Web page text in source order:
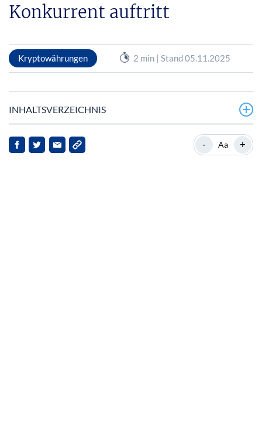
Konkurrent auftritt
Kryptowährungen 2 min | Stand 05.11.2025
INHALTSVERZEICHNIS
Aktuelle Marktposition von Avalanche
- Aa +